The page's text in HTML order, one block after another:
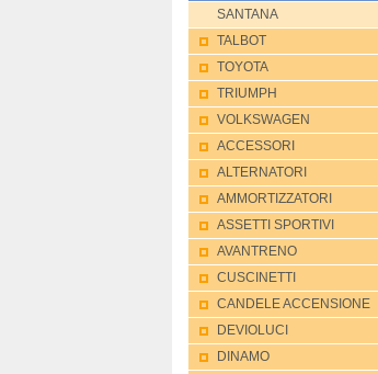
SANTANA
TALBOT
TOYOTA
TRIUMPH
VOLKSWAGEN
ACCESSORI
ALTERNATORI
AMMORTIZZATORI
ASSETTI SPORTIVI
AVANTRENO
CUSCINETTI
CANDELE ACCENSIONE
DEVIOLUCI
DINAMO